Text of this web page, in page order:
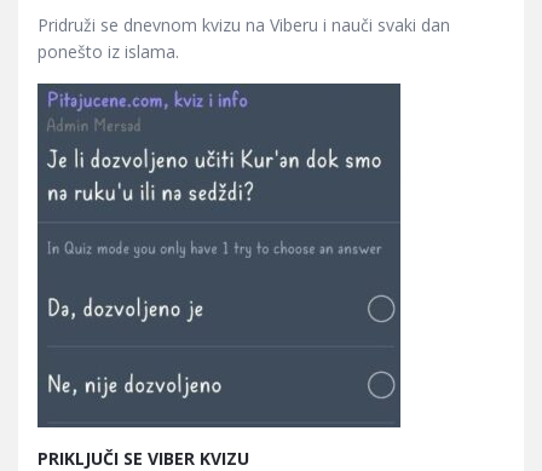
Pridruži se dnevnom kvizu na Viberu i nauči svaki dan
ponešto iz islama.
PRIKLJUČI SE VIBER KVIZU